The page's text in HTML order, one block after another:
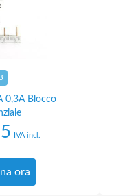
0,3A Blocco
IVA incl.
ora